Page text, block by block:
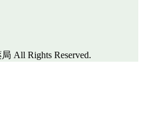
All Rights Reserved.